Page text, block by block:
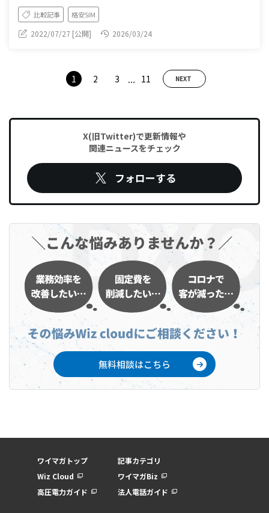
比較記事 格安SIM
2022/07/27 [公開] 2026/03/24
1 2 3 ... 11 NEXT
X(旧Twitter)で更新情報や
関連ニュースをチェック
フォローする
無料相談はこちら
ワイマガトップ
記事カテゴリ
Wiz Cloud
ワイマガBiz
高圧電力ガイド
法人電話ガイド